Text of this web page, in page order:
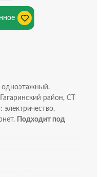
одноэтажный.
район, СТ
Подходит под